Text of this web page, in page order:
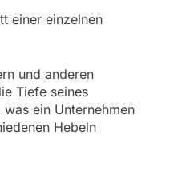
einer einzelnen
und anderen
Tiefe seines
ein Unternehmen
Hebeln